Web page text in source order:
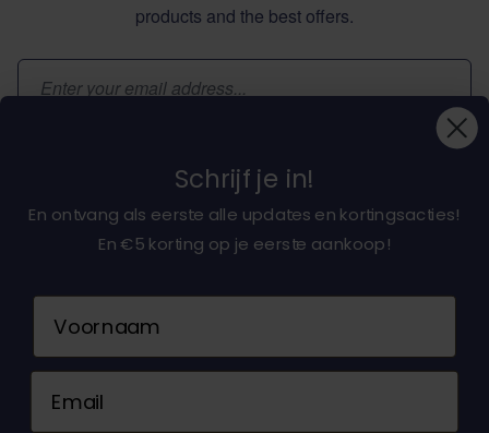
products and the best offers.
Email Address
About dochorse.com
Customerservice
Contact us
Schrijf je in!
En ontvang als eerste alle updates en kortingsacties!
En €5 korting op je eerste aankoop!